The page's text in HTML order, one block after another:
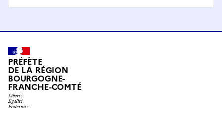
PRÉFÈTE
DE LA RÉGION
BOURGOGNE-
FRANCHE-COMTÉ